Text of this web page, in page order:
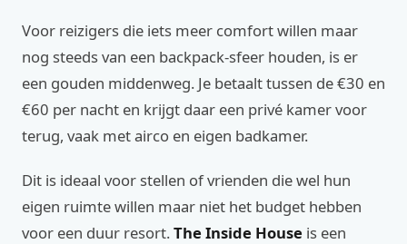
Voor reizigers die iets meer comfort willen maar
nog steeds van een backpack-sfeer houden, is er
een gouden middenweg. Je betaalt tussen de €30 en
€60 per nacht en krijgt daar een privé kamer voor
terug, vaak met airco en eigen badkamer.
Dit is ideaal voor stellen of vrienden die wel hun
eigen ruimte willen maar niet het budget hebben
voor een duur resort.The Inside House is een